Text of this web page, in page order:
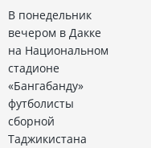
В понедельник
вечером в Дакке
на Национальном
стадионе
«Бангабанду»
футболисты
сборной
Таджикистана